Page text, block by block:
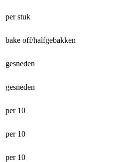
per stuk
bake off/halfgebakken
gesneden
gesneden
per 10
per 10
per 10